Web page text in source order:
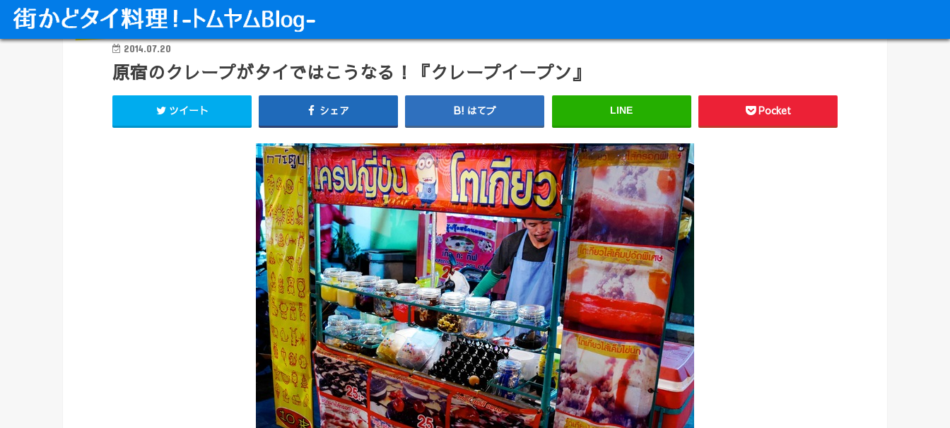
タイ料理 甘味・飲み物
2014.07.20
原宿のクレープがタイではこうなる！『クレープイープン』
ツイート シェア はてブ LINE Pocket